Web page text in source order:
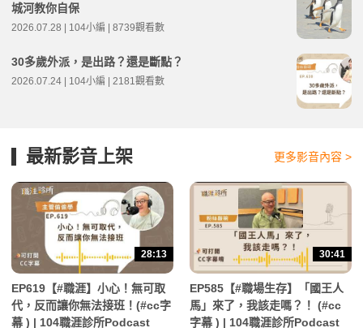
城河教你自保
2026.07.28 | 104小編 | 8739觀看數
30多歲外派，是出路？還是斷點？
2026.07.24 | 104小編 | 2181觀看數
最新影音上架 更多影音內容 >
28:13
EP619【#職涯】小心！無可取
代，反而讓你無法接班！(#cc字
幕 ) | 104職涯診所Podcast
30:41
EP585【#職場生存】「國王人
馬」來了，我該走嗎？！ (#cc
字幕 ) | 104職涯診所Podcast